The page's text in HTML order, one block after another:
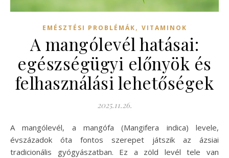
EMÉSZTÉSI PROBLÉMÁK, VITAMINOK
A mangólevél hatásai:
egészségügyi előnyök és
felhasználási lehetőségek
2025.11.26.
A mangólevél, a mangófa (Mangifera indica) levele,
évszázadok óta fontos szerepet játszik az ázsiai
tradicionális gyógyászatban. Ez a zöld levél tele van